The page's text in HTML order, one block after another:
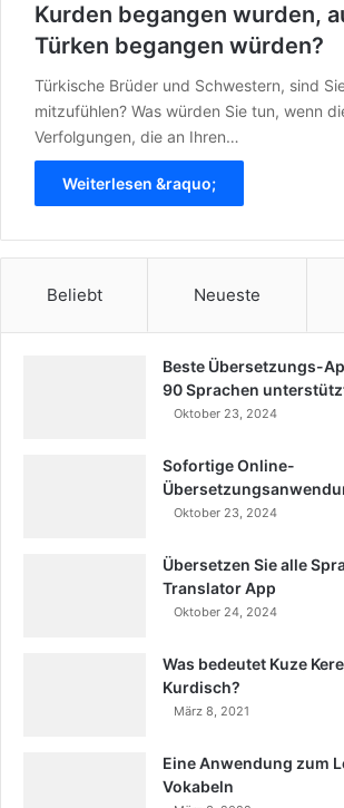
Kurden begangen wurden,
Türken begangen würden?
Türkische Brüder und Schwestern, sind
mitzufühlen? Was würden Sie tun, wenn
Verfolgungen, die an Ihren…
Weiterlesen &raquo;
Beliebt Neueste
Beste Übersetzungs-
90 Sprachen
Oktober 23, 2024
Sofortige Online-
Oktober 23, 2024
Übersetzen Sie alle
Translator App
Oktober 24, 2024
Was bedeutet Kuze
Kurdisch?
März 8, 2021
Eine Anwendung zum
Vokabeln